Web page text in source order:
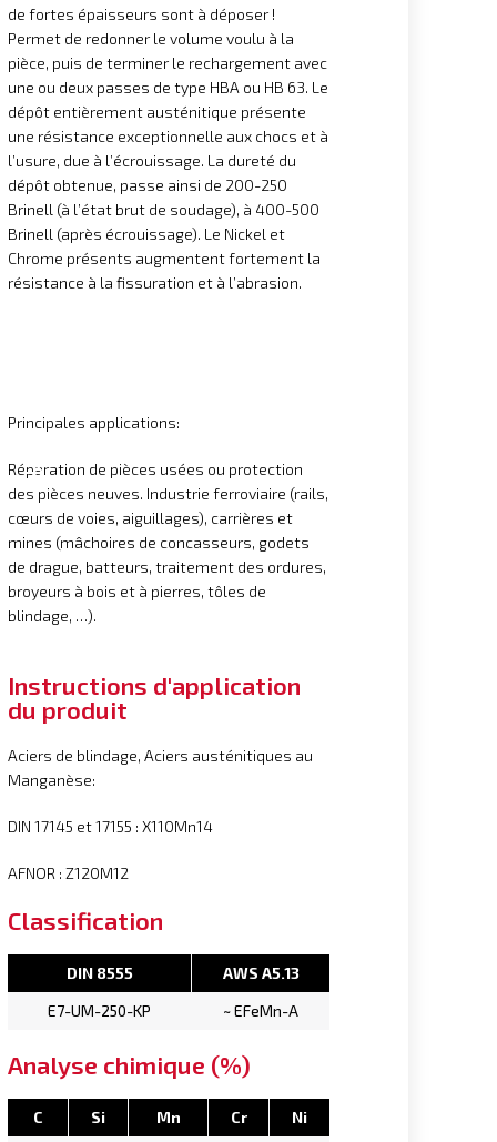
de fortes épaisseurs sont à déposer !
Permet de redonner le volume voulu à la
pièce, puis de terminer le rechargement avec
une ou deux passes de type HBA ou HB 63. Le
dépôt entièrement austénitique présente
une résistance exceptionnelle aux chocs et à
l’usure, due à l’écrouissage. La dureté du
dépôt obtenue, passe ainsi de 200-250
Brinell (à l’état brut de soudage), à 400-500
Brinell (après écrouissage). Le Nickel et
Chrome présents augmentent fortement la
résistance à la fissuration et à l’abrasion.
Principales applications:
Réparation de pièces usées ou protection
des pièces neuves. Industrie ferroviaire (rails,
cœurs de voies, aiguillages), carrières et
mines (mâchoires de concasseurs, godets
de drague, batteurs, traitement des ordures,
broyeurs à bois et à pierres, tôles de
blindage, …).
Instructions d'application
du produit
Aciers de blindage, Aciers austénitiques au
Manganèse:
DIN 17145 et 17155 : X110Mn14
AFNOR : Z120M12
Classification
DIN 8555
AWS A5.13
E7-UM-250-KP
~ EFeMn-A
Analyse chimique (%)
C Si Mn Cr
Ni